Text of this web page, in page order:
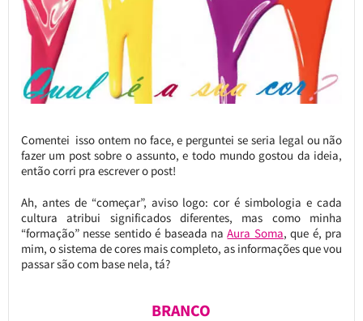
Comentei isso ontem no face, e perguntei se seria legal ou não
fazer um post sobre o assunto, e todo mundo gostou da ideia,
então corri pra escrever o post!
Ah, antes de “começar”, aviso logo: cor é simbologia e cada
cultura atribui significados diferentes, mas como minha
“formação” nesse sentido é baseada naAura Soma, que é, pra
mim, o sistema de cores mais completo, as informações que vou
passar são com base nela, tá?
BRANCO